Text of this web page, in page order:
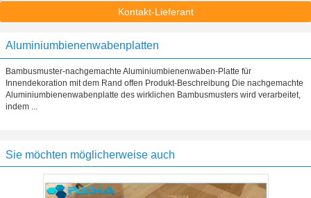
Kontakt-Lieferant
Aluminiumbienenwabenplatten
Bambusmuster-nachgemachte Aluminiumbienenwaben-Platte für
Innendekoration mit dem Rand offen Produkt-Beschreibung Die nachgemachte
Aluminiumbienenwabenplatte des wirklichen Bambusmusters wird verarbeitet,
indem ...
Sie möchten möglicherweise auch